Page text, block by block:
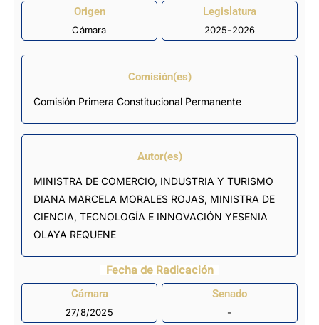
Origen
Cámara
Legislatura
2025-2026
Comisión(es)
Comisión Primera Constitucional Permanente
Autor(es)
MINISTRA DE COMERCIO, INDUSTRIA Y TURISMO
DIANA MARCELA MORALES ROJAS, MINISTRA DE
CIENCIA, TECNOLOGÍA E INNOVACIÓN YESENIA
OLAYA REQUENE
Fecha de Radicación
Cámara
27/8/2025
Senado
-